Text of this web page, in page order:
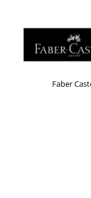
Masti de protectie
Sepci, caciuli si
Pachete
Accesorii pentru
Copii - tricouri si
Comunicare si
Faber